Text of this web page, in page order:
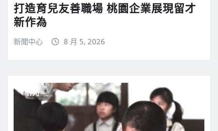
打造育兒友善職場 桃園企業展現留才
新作為
新聞中心 8 月 5, 2026